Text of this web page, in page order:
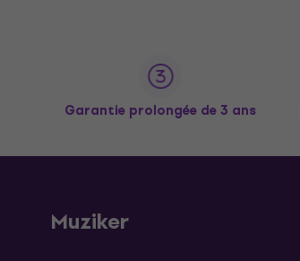
Garantie prolongée de 3 ans
Muziker